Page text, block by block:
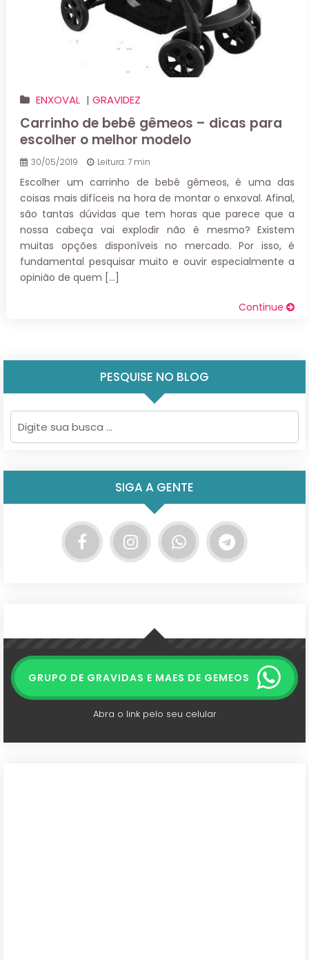
ENXOVAL |GRAVIDEZ
Carrinho de bebê gêmeos – dicas para
escolher o melhor modelo
30/05/2019 Leitura: 7 min
Escolher um carrinho de bebê gêmeos, é uma das
coisas mais difíceis na hora de montar o enxoval. Afinal,
são tantas dúvidas que tem horas que parece que a
nossa cabeça vai explodir não é mesmo? Existem
muitas opções disponíveis no mercado. Por isso, é
fundamental pesquisar muito e ouvir especialmente a
opinião de quem […]
Continue
PESQUISE NO BLOG
SIGA A GENTE
GRUPO DE GRAVIDAS E MAES DE GEMEOS
Abra o link pelo seu celular